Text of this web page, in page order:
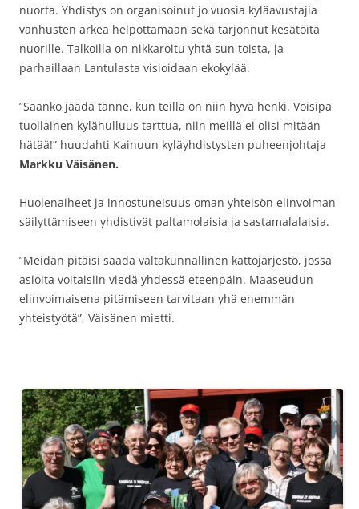
nuorta. Yhdistys on organisoinut jo vuosia kyläavustajia
vanhusten arkea helpottamaan sekä tarjonnut kesätöitä
nuorille. Talkoilla on nikkaroitu yhtä sun toista, ja
parhaillaan Lantulasta visioidaan ekokylää.
”Saanko jäädä tänne, kun teillä on niin hyvä henki. Voisipa
tuollainen kylähulluus tarttua, niin meillä ei olisi mitään
hätää!” huudahti Kainuun kyläyhdistysten puheenjohtaja
Markku Väisänen.
Huolenaiheet ja innostuneisuus oman yhteisön elinvoiman
säilyttämiseen yhdistivät paltamolaisia ja sastamalalaisia.
”Meidän pitäisi saada valtakunnallinen kattojärjestö, jossa
asioita voitaisiin viedä yhdessä eteenpäin. Maaseudun
elinvoimaisena pitämiseen tarvitaan yhä enemmän
yhteistyötä”, Väisänen mietti.